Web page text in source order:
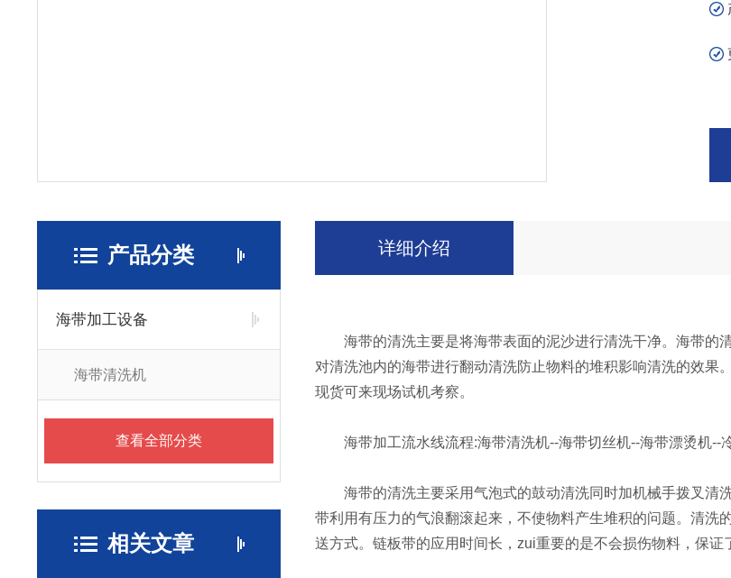
产品分类
海带加工设备
海带清洗机
查看全部分类
相关文章
详细介绍
海带的清洗主要是将海带表面的泥沙进行清洗干净。海带的
对清洗池内的海带进行翻动清洗防止物料的堆积影响清洗的效
现货可来现场试机考察。
海带加工流水线流程:海带清洗机--海带切丝机--海带漂烫机--
海带的清洗主要采用气泡式的鼓动清洗同时加机械手拨叉清
带利用有压力的气浪翻滚起来，不使物料产生堆积的问题。清
送方式。链板带的应用时间长，zui重要的是不会损伤物料，保证